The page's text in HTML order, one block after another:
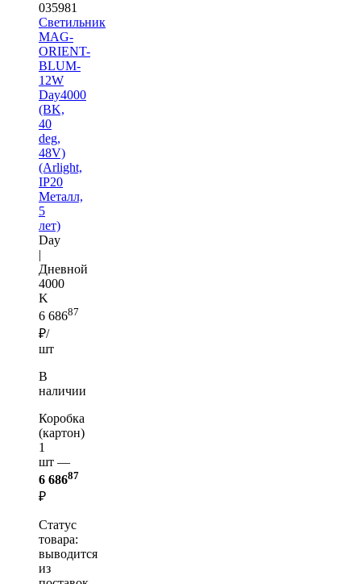
035981
Светильник
MAG-
ORIENT-
BLUM-
12W
Day4000
(BK,
40
deg,
48V)
(Arlight,
IP20
Металл,
5
лет)
Day
|
Дневной
4000
K
6 68687
₽/
шт
В
наличии
Коробка
(картон)
1
шт —
6 68687
₽
Статус
товара:
выводится
из